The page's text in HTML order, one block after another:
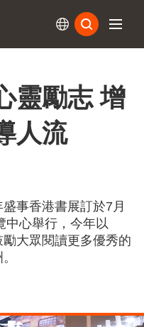
靈勵志 增
人流
事香港書展訂於7月
中心舉行，今年以
勵大眾閱讀更多優秀的